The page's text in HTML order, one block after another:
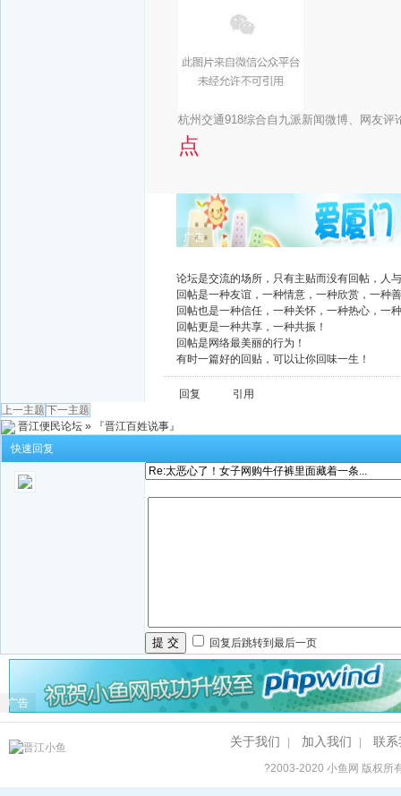
杭州交通918综合自九派新闻微博、网友评
点
广告
论坛是交流的场所，只有主贴而没有回帖，人
回帖是一种友谊，一种情意，一种欣赏，一种
回帖也是一种信任，一种关怀，一种热心，一
回帖更是一种共享，一种共振！
回帖是网络最美丽的行为！
有时一篇好的回贴，可以让你回味一生！
回复
引用
上一主题 下一主题
晋江便民论坛 »
『晋江百姓说事』
快速回复
提 交 回复后跳转到最后一页
广告
关于我们 加入我们 联系
?2003-2020小鱼网 版权所